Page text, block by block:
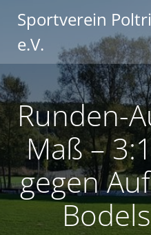
Sportverein
e.V.
Runden-
Maß –
gegen